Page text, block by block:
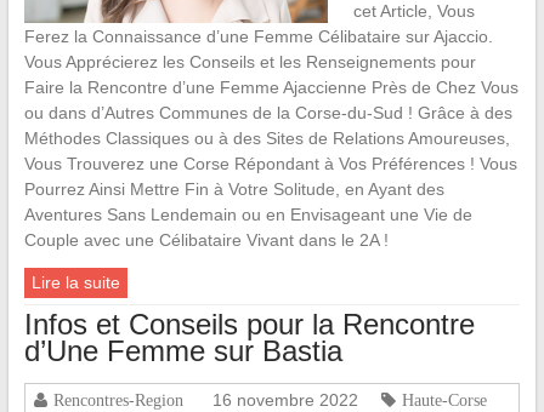
cet Article, Vous
Ferez la Connaissance d’une Femme Célibataire sur Ajaccio.
Vous Apprécierez les Conseils et les Renseignements pour
Faire la Rencontre d’une Femme Ajaccienne Près de Chez Vous
ou dans d’Autres Communes de la Corse-du-Sud ! Grâce à des
Méthodes Classiques ou à des Sites de Relations Amoureuses,
Vous Trouverez une Corse Répondant à Vos Préférences ! Vous
Pourrez Ainsi Mettre Fin à Votre Solitude, en Ayant des
Aventures Sans Lendemain ou en Envisageant une Vie de
Couple avec une Célibataire Vivant dans le 2A !
Lire la suite
Infos et Conseils pour la Rencontre
d’Une Femme sur Bastia
Rencontres-Region 16 novembre 2022
Haute-Corse